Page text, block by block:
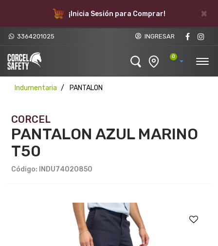
×
¡Inicia Sesión para Comprar!
3364201025 INGRESAR
0
Indumentaria PANTALON
CORCEL
PANTALON AZUL MARINO
T50
Código: INDU74020850